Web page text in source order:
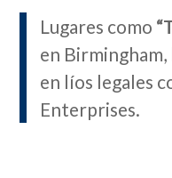
Lugares como
en
en líos legales
Enterprises.